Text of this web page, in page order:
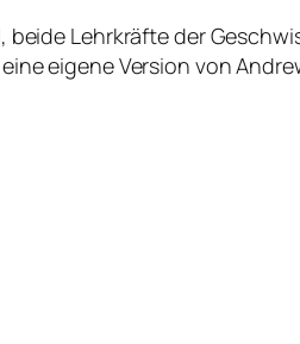
beide Lehrkräfte der
eigene Version von